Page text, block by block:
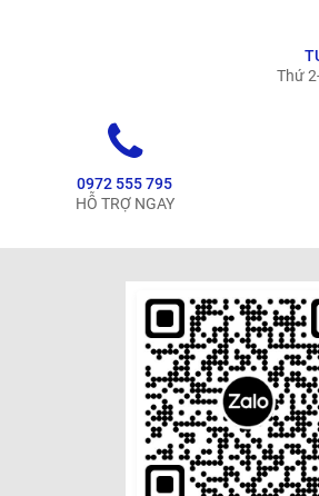
Thứ
0972 555 795
HỖ TRỢ NGAY